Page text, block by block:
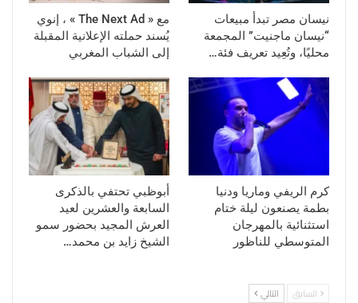
نيسان مصر تبدأ مبيعات
“نيسان ماجنيت” المجمعة
محليًا، وتُعِيد تعريف فئة…
مع « The Next Ad » ، إنوي
يُسند حملته الإعلانية المقبلة
إلى الشباب المغربي
كرم الريفي وماريا ودنيا
بطمة يصنعون ليلة ختام
استثنائية بالمهرجان
المتوسطي للناظور
أبوظبي تحتفي بالذكرى
السابعة والعشرين لعيد
العرش المجيد بحضور سمو
الشيخ زايد بن محمد…
السابق التالي